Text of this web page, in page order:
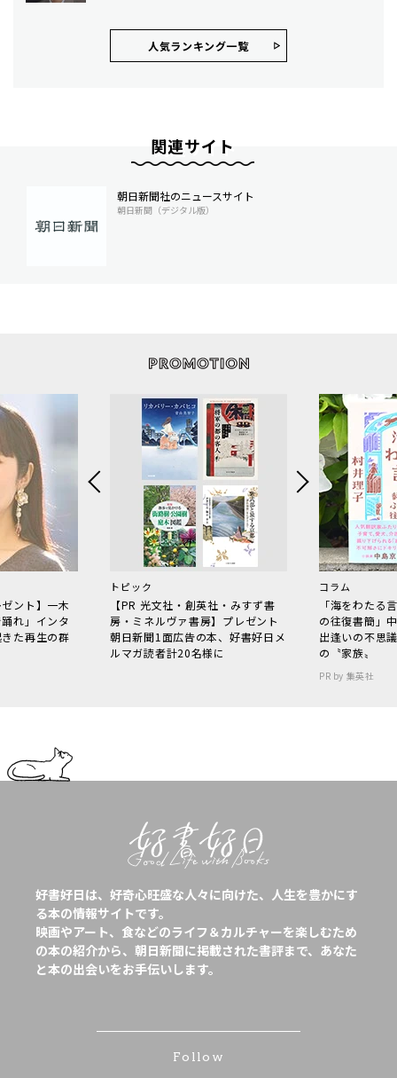
人気ランキング⼀覧
関連サイト
朝日新聞社のニュースサイト
朝日新聞（デジタル版）
ント】一木
れ」インタ
た再生の群
トピック
【PR 光文社・創英社・みすず書
房・ミネルヴァ書房】プレゼント
朝日新聞1面広告の本、好書好日メ
ルマガ読者計20名様に
コラム
「海をわた
の往復書簡」
出逢いの不思
の〝家族〟
PR by 集英社
好書好日は、好奇心旺盛な人々に向けた、人生を豊かにす
る本の情報サイトです。
映画やアート、食などのライフ＆カルチャーを楽しむため
の本の紹介から、朝日新聞に掲載された書評まで、あなた
と本の出会いをお手伝いします。
Follow